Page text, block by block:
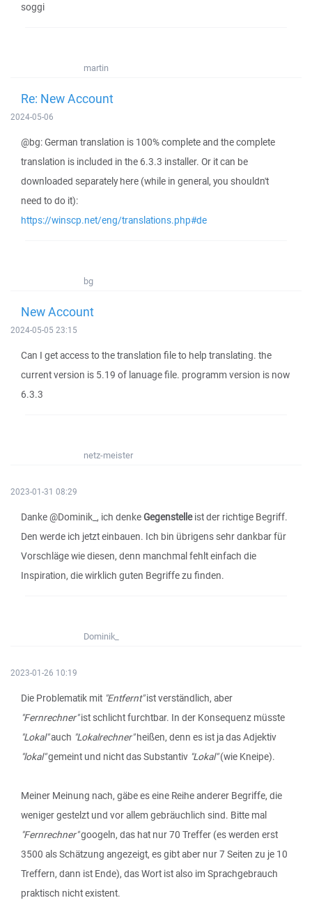
soggi
martin
Re: New Account
2024-05-06
@bg: German translation is 100% complete and the complete
translation is included in the 6.3.3 installer. Or it can be
downloaded separately here (while in general, you shouldn't
need to do it):
https://winscp.net/eng/translations.php#de
bg
New Account
2024-05-05 23:15
Can I get access to the translation file to help translating. the
current version is 5.19 of lanuage file. programm version is now
6.3.3
netz-meister
2023-01-31 08:29
Danke @Dominik_, ich denkeGegenstelleist der richtige Begriff.
Den werde ich jetzt einbauen. Ich bin übrigens sehr dankbar für
Vorschläge wie diesen, denn manchmal fehlt einfach die
Inspiration, die wirklich guten Begriffe zu finden.
Dominik_
2023-01-26 10:19
Die Problematik mit "Entfernt"ist verständlich, aber
"Fernrechner"ist schlicht furchtbar. In der Konsequenz müsste
"Lokal"auch "Lokalrechner"heißen, denn es ist ja das Adjektiv
"lokal"gemeint und nicht das Substantiv "Lokal"(wie Kneipe).
Meiner Meinung nach, gäbe es eine Reihe anderer Begriffe, die
weniger gestelzt und vor allem gebräuchlich sind. Bitte mal
"Fernrechner"googeln, das hat nur 70 Treffer (es werden erst
3500 als Schätzung angezeigt, es gibt aber nur 7 Seiten zu je 10
Treffern, dann ist Ende), das Wort ist also im Sprachgebrauch
praktisch nicht existent.